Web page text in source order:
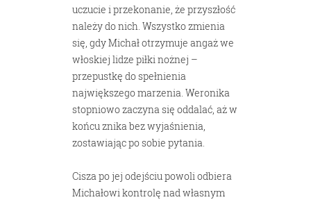
uczucie i przekonanie, że przyszłość
należy do nich. Wszystko zmienia
się, gdy Michał otrzymuje angaż we
włoskiej lidze piłki nożnej –
przepustkę do spełnienia
największego marzenia. Weronika
stopniowo zaczyna się oddalać, aż w
końcu znika bez wyjaśnienia,
zostawiając po sobie pytania.
Cisza po jej odejściu powoli odbiera
Michałowi kontrolę nad własnym